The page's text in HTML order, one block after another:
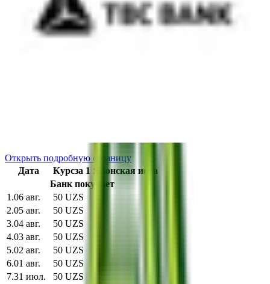
Калькулятор курса
Официальный курс: 16 007,85 UZS за 1 GBP
Открыть подробную страницу
Дата
Курсза 1 Японская иена
Банк покупает
1 .06 авг.
50 UZS
2.05 авг.
50 UZS
3.04 авг.
50 UZS
4.03 авг.
50 UZS
5.02 авг.
50 UZS
6.01 авг.
50 UZS
7.31 июл.
50 UZS